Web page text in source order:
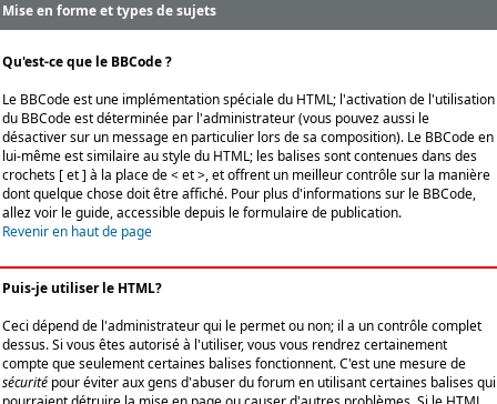
Mise en forme et types de sujets
Qu'est-ce que le BBCode ?
Le BBCode est une implémentation spéciale du HTML; l'activation de l'utilisation
du BBCode est déterminée par l'administrateur (vous pouvez aussi le
désactiver sur un message en particulier lors de sa composition). Le BBCode en
lui-même est similaire au style du HTML; les balises sont contenues dans des
crochets [ et ] à la place de < et >, et offrent un meilleur contrôle sur la manière
dont quelque chose doit être affiché. Pour plus d'informations sur le BBCode,
allez voir le guide, accessible depuis le formulaire de publication.
Revenir en haut de page
Puis-je utiliser le HTML?
Ceci dépend de l'administrateur qui le permet ou non; il a un contrôle complet
dessus. Si vous êtes autorisé à l'utiliser, vous vous rendrez certainement
compte que seulement certaines balises fonctionnent. C'est une mesure de
sécurité pour éviter aux gens d'abuser du forum en utilisant certaines balises qui